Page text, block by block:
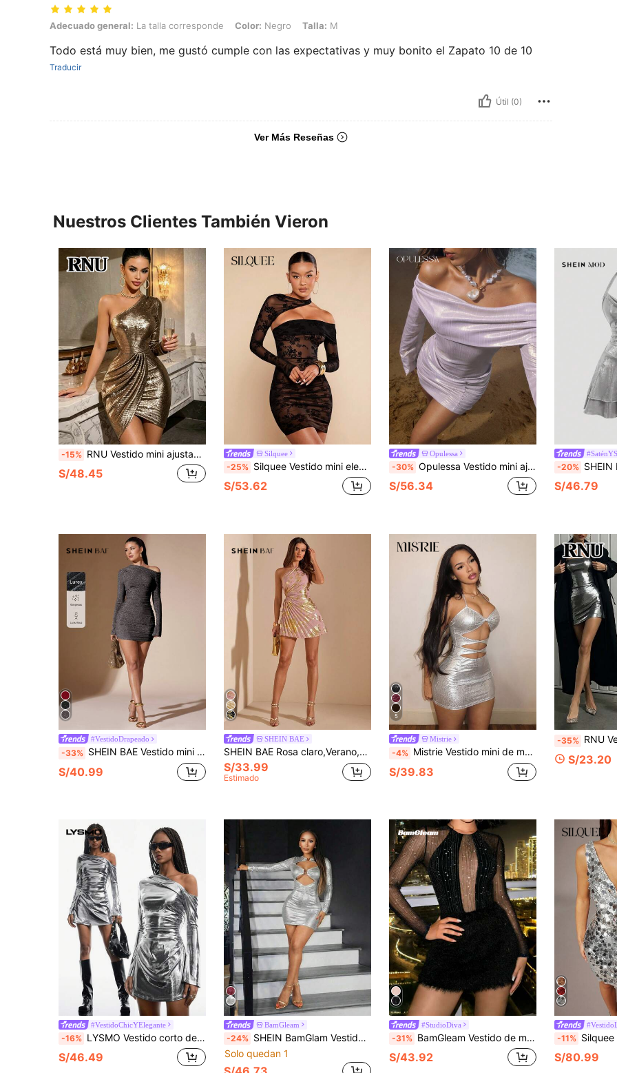
Adecuado general: La talla corresponde, Color: Negro, Talla: M
Adecuado general: La talla corresponde Color: Negro Talla: M
Todo está muy bien, me gustó cumple con las expectativas y muy bonito el Zapato 10 de 10
Traducir
Útil (0)
Ver Más Reseñas
Nuestros Clientes También Vieron
-15% RNU Vestido mini ajustado de lujo brillante de un solo hombro para mujer para fiesta nocturna, diseño de manga larga de un solo hombro, tela de purpurina metálica con textura de alto brillo, cintura fruncida para efecto de adelgazamiento, dobladillo con abertura asimétrica para resaltar las curvas, silueta ajustada elástica, adecuado para discoteca, cita, fiesta y otras ocasiones atmosféricas
S/48.45
Silquee
-25% Silquee Vestido mini elegante y sexy con diseño asimétrico, calado y con estampado de rosa en terciopelo, ajustado y fruncido. Vestido corto de mujer para otoño/invierno, elegante y glamoroso para fiestas, con cuello asimétrico y silueta ceñida, ideal para San Valentín, Navidad, citas, fiestas, invitada de boda, cóctel y ocasiones románticas.
S/53.62
Opulessa
-30% Opulessa Vestido mini ajustado con mangas acampanadas y hombros descubiertos de unicolor casual para mujeres
S/56.34
-20% SHEIN MOD Vestido mini
S/46.79
#VestidoDrapeado
-33% SHEIN BAE Vestido mini ajustado de manga larga en color amarillo sólido con hombros descubiertos, manga larga y fruncido en todo el Body, para otoño/invierno
S/40.99
SHEIN BAE
SHEIN BAE Rosa claro,Verano,70s,Salida nocturna,Vestido de fiesta dorado con textura,corte asimétrico y plisado,Vestido de mujer con hombro oblicuo estilo Old Money casual de negocios
S/33.99
Estimado
5
Mistrie
-4% Mistrie Vestido mini de mujer de unicolor con cuello halter, plisado, calado y sexy para citas
S/39.83
-35% RNU Vestido mini ajustado de mujer de punto elástico de lurex metálico plateado brillante, vestido de fiesta de noche
S/23.20
#VestidoChicYElegante
-16% LYSMO Vestido corto de fiesta con cuello asimétrico metalizado y drapeado para mujer
S/46.49
BamGleam
-24% SHEIN BamGlam Vestido de manga larga ajustado con escote en V profundo, cuello texturizado y hebilla metálica en forma de U, plisado y sexy, para mujeres. Ropa festiva para mujeres en Acción de Gracias, Año Nuevo, Navidad, fiestas y bodas, con estilo vintage.
Solo quedan 1
#StudioDiva
-31% BamGleam Vestido de manga larga con parches de malla y peluche de lujo para fiestas de otoño/invierno para mujeres
S/43.92
-11% Silquee Vestido elegante con
S/80.99